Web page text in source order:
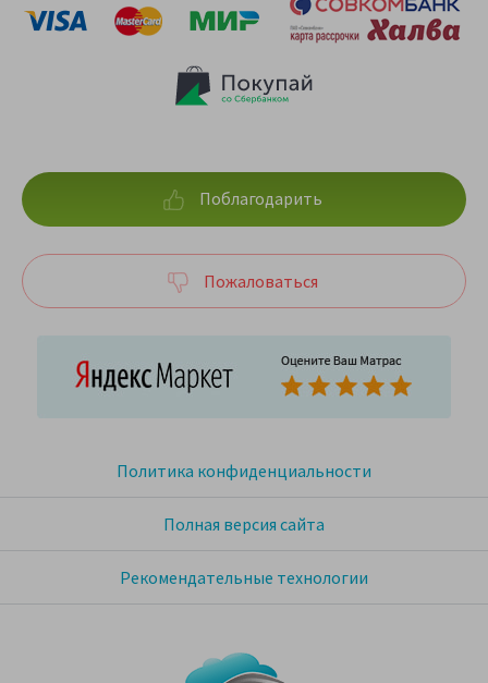
Политика конфиденциальности
Полная версия сайта
Рекомендательные технологии
Поблагодарить
Пожаловаться